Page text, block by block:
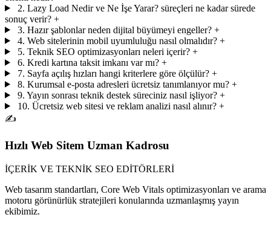
2. Lazy Load Nedir ve Ne İşe Yarar? süreçleri ne kadar sürede
sonuç verir? +
3. Hazır şablonlar neden dijital büyümeyi engeller? +
4. Web sitelerinin mobil uyumluluğu nasıl olmalıdır? +
5. Teknik SEO optimizasyonları neleri içerir? +
6. Kredi kartına taksit imkanı var mı? +
7. Sayfa açılış hızları hangi kriterlere göre ölçülür? +
8. Kurumsal e-posta adresleri ücretsiz tanımlanıyor mu? +
9. Yayın sonrası teknik destek süreciniz nasıl işliyor? +
10. Ücretsiz web sitesi ve reklam analizi nasıl alınır? +
✍️
Hızlı Web Sitem Uzman Kadrosu
İÇERİK VE TEKNİK SEO EDİTÖRLERİ
Web tasarım standartları, Core Web Vitals optimizasyonları ve arama
motoru görünürlük stratejileri konularında uzmanlaşmış yayın
ekibimiz.